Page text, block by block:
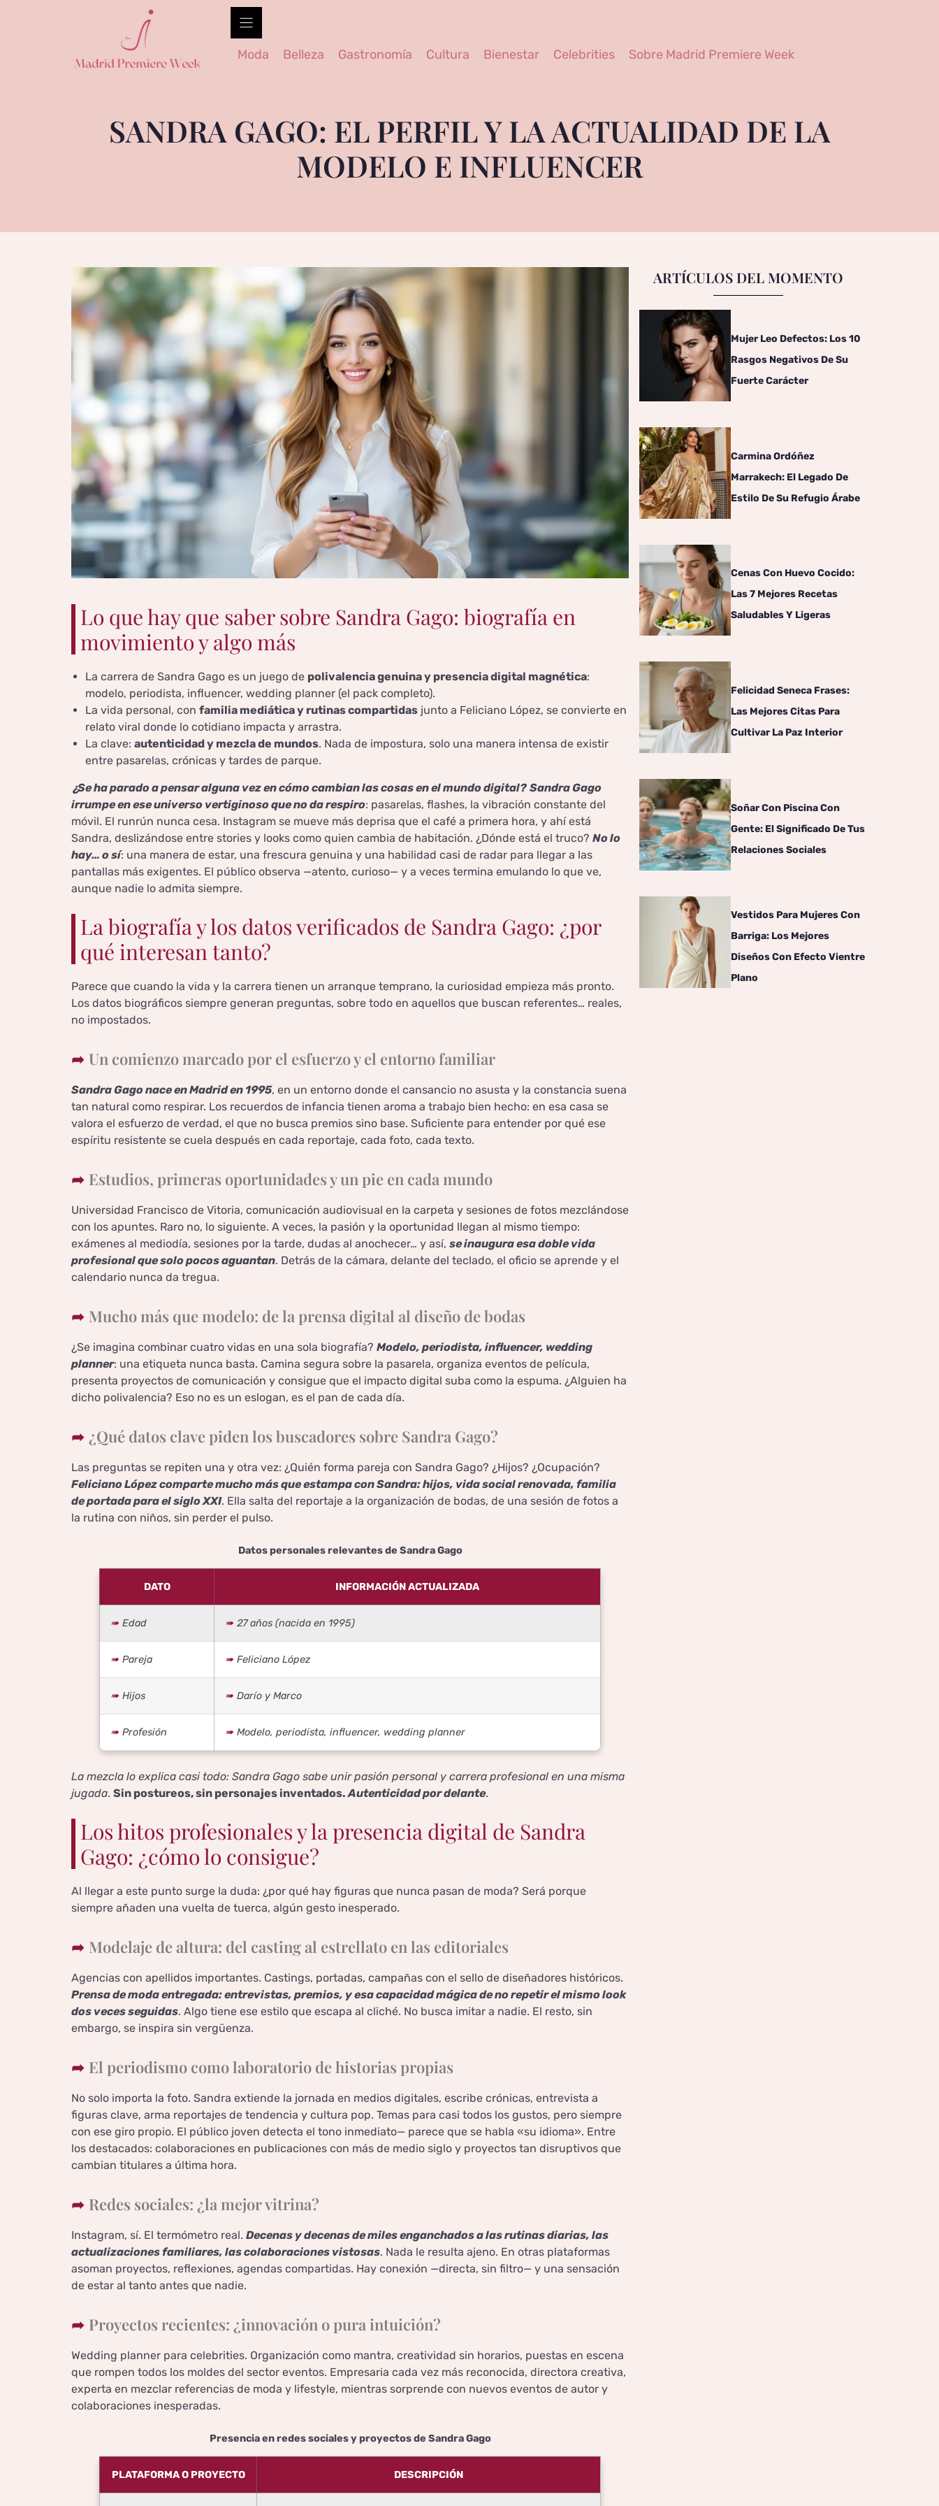
Moda Belleza Gastronomía Cultura Bienestar Celebrities Sobre Madrid Premiere Week
SANDRA GAGO: EL PERFIL Y LA ACTUALIDAD DE LA
MODELO E INFLUENCER
Lo que hay que saber sobre Sandra Gago: biografía en
movimiento y algo más
La carrera de Sandra Gago es un juego de polivalencia genuina y presencia digital magnética:
modelo, periodista, influencer, wedding planner (el pack completo).
La vida personal, con familia mediática y rutinas compartidas junto a Feliciano López, se convierte en
relato viral donde lo cotidiano impacta y arrastra.
La clave: autenticidad y mezcla de mundos. Nada de impostura, solo una manera intensa de existir
entre pasarelas, crónicas y tardes de parque.
¿Se ha parado a pensar alguna vez en cómo cambian las cosas en el mundo digital? Sandra Gago
irrumpe en ese universo vertiginoso que no da respiro: pasarelas, flashes, la vibración constante del
móvil. El runrún nunca cesa. Instagram se mueve más deprisa que el café a primera hora, y ahí está
Sandra, deslizándose entre stories y looks como quien cambia de habitación. ¿Dónde está el truco? No lo
hay… o sí: una manera de estar, una frescura genuina y una habilidad casi de radar para llegar a las
pantallas más exigentes. El público observa —atento, curioso— y a veces termina emulando lo que ve,
aunque nadie lo admita siempre.
La biografía y los datos verificados de Sandra Gago: ¿por
qué interesan tanto?
Parece que cuando la vida y la carrera tienen un arranque temprano, la curiosidad empieza más pronto.
Los datos biográficos siempre generan preguntas, sobre todo en aquellos que buscan referentes… reales,
no impostados.
Un comienzo marcado por el esfuerzo y el entorno familiar
Sandra Gago nace en Madrid en 1995, en un entorno donde el cansancio no asusta y la constancia suena
tan natural como respirar. Los recuerdos de infancia tienen aroma a trabajo bien hecho: en esa casa se
valora el esfuerzo de verdad, el que no busca premios sino base. Suficiente para entender por qué ese
espíritu resistente se cuela después en cada reportaje, cada foto, cada texto.
Estudios, primeras oportunidades y un pie en cada mundo
Universidad Francisco de Vitoria, comunicación audiovisual en la carpeta y sesiones de fotos mezclándose
con los apuntes. Raro no, lo siguiente. A veces, la pasión y la oportunidad llegan al mismo tiempo:
exámenes al mediodía, sesiones por la tarde, dudas al anochecer… y así, se inaugura esa doble vida
profesional que solo pocos aguantan. Detrás de la cámara, delante del teclado, el oficio se aprende y el
calendario nunca da tregua.
Mucho más que modelo: de la prensa digital al diseño de bodas
¿Se imagina combinar cuatro vidas en una sola biografía? Modelo, periodista, influencer, wedding
planner: una etiqueta nunca basta. Camina segura sobre la pasarela, organiza eventos de película,
presenta proyectos de comunicación y consigue que el impacto digital suba como la espuma. ¿Alguien ha
dicho polivalencia? Eso no es un eslogan, es el pan de cada día.
¿Qué datos clave piden los buscadores sobre Sandra Gago?
Las preguntas se repiten una y otra vez: ¿Quién forma pareja con Sandra Gago? ¿Hijos? ¿Ocupación?
Feliciano López comparte mucho más que estampa con Sandra: hijos, vida social renovada, familia
de portada para el siglo XXI. Ella salta del reportaje a la organización de bodas, de una sesión de fotos a
la rutina con niños, sin perder el pulso.
Datos personales relevantes de Sandra Gago
DATO INFORMACIÓN ACTUALIZADA
Edad 27 años (nacida en 1995)
Pareja Feliciano López
Hijos Darío y Marco
Profesión Modelo, periodista, influencer, wedding planner
La mezcla lo explica casi todo: Sandra Gago sabe unir pasión personal y carrera profesional en una misma
jugada. Sin postureos, sin personajes inventados.Autenticidad por delante.
Los hitos profesionales y la presencia digital de Sandra
Gago: ¿cómo lo consigue?
Al llegar a este punto surge la duda: ¿por qué hay figuras que nunca pasan de moda? Será porque
siempre añaden una vuelta de tuerca, algún gesto inesperado.
Modelaje de altura: del casting al estrellato en las editoriales
Agencias con apellidos importantes. Castings, portadas, campañas con el sello de diseñadores históricos.
Prensa de moda entregada: entrevistas, premios, y esa capacidad mágica de no repetir el mismo look
dos veces seguidas. Algo tiene ese estilo que escapa al cliché. No busca imitar a nadie. El resto, sin
embargo, se inspira sin vergüenza.
El periodismo como laboratorio de historias propias
No solo importa la foto. Sandra extiende la jornada en medios digitales, escribe crónicas, entrevista a
figuras clave, arma reportajes de tendencia y cultura pop. Temas para casi todos los gustos, pero siempre
con ese giro propio. El público joven detecta el tono inmediato— parece que se habla «su idioma». Entre
los destacados: colaboraciones en publicaciones con más de medio siglo y proyectos tan disruptivos que
cambian titulares a última hora.
Redes sociales: ¿la mejor vitrina?
Instagram, sí. El termómetro real. Decenas y decenas de miles enganchados a las rutinas diarias, las
actualizaciones familiares, las colaboraciones vistosas. Nada le resulta ajeno. En otras plataformas
asoman proyectos, reflexiones, agendas compartidas. Hay conexión —directa, sin filtro— y una sensación
de estar al tanto antes que nadie.
Proyectos recientes: ¿innovación o pura intuición?
Wedding planner para celebrities. Organización como mantra, creatividad sin horarios, puestas en escena
que rompen todos los moldes del sector eventos. Empresaria cada vez más reconocida, directora creativa,
experta en mezclar referencias de moda y lifestyle, mientras sorprende con nuevos eventos de autor y
colaboraciones inesperadas.
Presencia en redes sociales y proyectos de Sandra Gago
PLATAFORMA O PROYECTO DESCRIPCIÓN
ARTÍCULOS DEL MOMENTO
Mujer Leo Defectos: Los 10
Rasgos Negativos De Su
Fuerte Carácter
Carmina Ordóñez
Marrakech: El Legado De
Estilo De Su Refugio Árabe
Cenas Con Huevo Cocido:
Las 7 Mejores Recetas
Saludables Y Ligeras
Felicidad Seneca Frases:
Las Mejores Citas Para
Cultivar La Paz Interior
Soñar Con Piscina Con
Gente: El Significado De Tus
Relaciones Sociales
Vestidos Para Mujeres Con
Barriga: Los Mejores
Diseños Con Efecto Vientre
Plano